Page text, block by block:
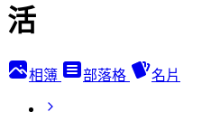
活
相簿 部落格 名片